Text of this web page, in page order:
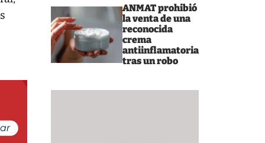
ANMAT prohibió
la venta de una
reconocida
crema
antiinflamatoria
tras un robo